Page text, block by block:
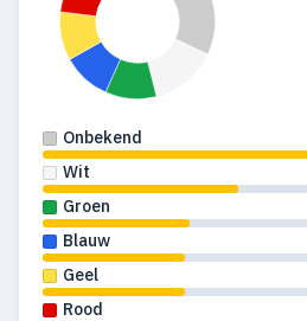
Onbekend
Wit
Groen
Blauw
Geel
Rood